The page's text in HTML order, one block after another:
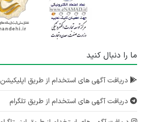
ما را دنبال کنید
دریافت آگهی های استخدام از طریق اپلیکیشن
دریافت آگهی های استخدام از طریق تلگرام